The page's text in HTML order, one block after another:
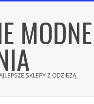
MODNE
SKLEPY Z ODZIEŻĄ